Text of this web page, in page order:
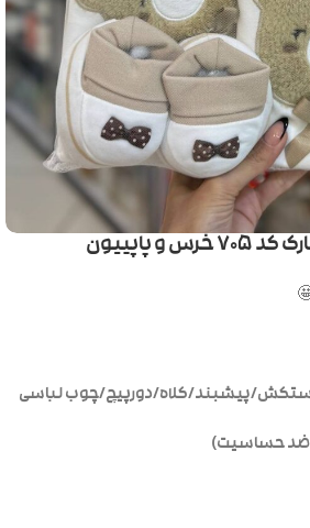
پاپییون
پیشبند/کلاه/دورپیچ/چوب لباسی
ضد حساسیت)